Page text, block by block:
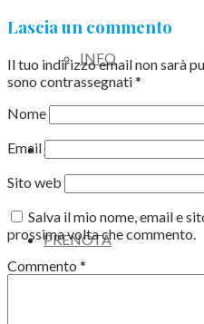
INFO
CAMPI SCUOLA
PRENOTA
Lascia un commento
Il tuo indirizzo email non sarà
sono contrassegnati*
Nome
Email
Sito web
Salva il mio nome, email e
prossima volta che commento.
Commento *